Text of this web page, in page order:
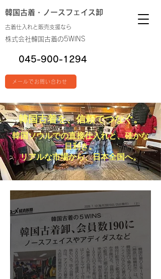
韓国古着・ ノースフェイス卸
古着仕入れと販売支援なら
株式会社韓国古着の5WINS
045-900-1294
メールでお問い合わせ
韓国古着を、信頼でつなぐ。
韓国ソウルでの直接仕入れと、確かな
目利き。
リアルな市場から、日本全国へ。